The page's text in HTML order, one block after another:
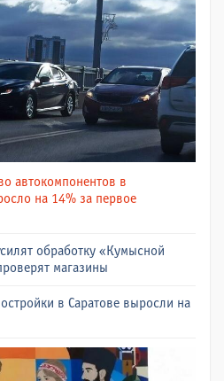
автокомпонентов в
на 14% за первое
обработку «Кумысной
магазины
в Саратове выросли на